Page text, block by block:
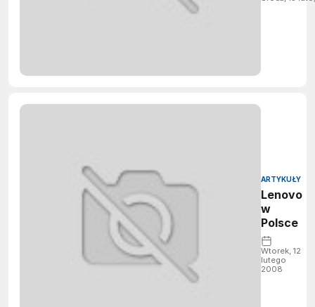
ARTYKUŁY
Lenovo
w
Polsce
Wtorek, 12
lutego
2008